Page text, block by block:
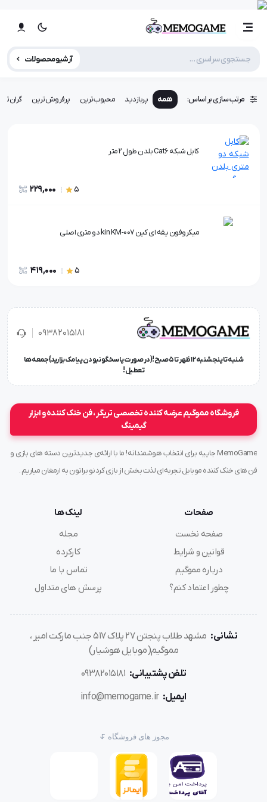
آرشیو محصولات
مرتب سازی بر اساس: همه پربازدید محبوب‌ترین پرفروش‌ترین
کابل شبکه Cat6 بلدن طول 2 متر
5
229,000
میکروفون یقه ای کین kin KM-007 دو متری اصلی
5
419,000
۰۹۳۸۲۰۱۵۱۸۱
شنبه تا پنجشنبه ۱۲ ظهر تا 5 صبح!{در صورت پاسخگو نبودن پیامک بزارید} جمعه ها
تعطیل !
فروشگاه مموگیم عرضه کننده تخصصی تریگر ، فن خنک کننده و ابزار
گیمینگ
MemoGame جاییه برای انتخاب هوشمندانه! ما با ارائه‌ی جدیدترین دسته های بازی و
فن های خنک کننده موبایل تجربه‌ای لذت بخش از بازی کردنو براتون به ارمغان میاریم .
صفحات
صفحه نخست
قوانین و شرایط
درباره مموگیم
چطور اعتماد کنم؟
لینک ها
مجله
کارکرده
تماس با ما
پرسش های متداول
نشانی:
مشهد طلاب پنجتن ۲۷ پلاک ۵۱۷ جنب مارکت امیر ،
مموگیم(موبایل هوشیار)
تلفن پشتیبانی: ۰۹۳۸۲۰۱۵۱۸۱
ایمیل: info@memogame.ir
مجوز های فروشگاه